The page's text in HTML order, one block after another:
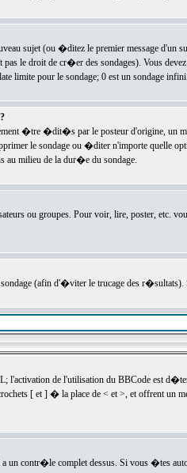
sujet (ou �ditez le premier message d'un
pas le droit de cr�er des sondages). Vous
limite pour le sondage; 0 est un sondage
�tre �dit�s par le posteur d'origine, un
le sondage ou �diter n'importe
au milieu de la dur�e du sondage.
ou groupes. Pour voir, lire, poster, etc.
(afin d'�viter le trucage des
de l'utilisation du BBCode est
[ et ] � la place de < et >, et offrent
un contr�le complet dessus. Si vous �tes